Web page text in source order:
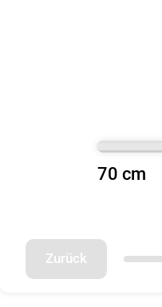
70 cm
Zurück